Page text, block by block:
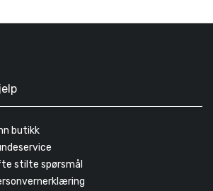
butikk
stilte spørsmål